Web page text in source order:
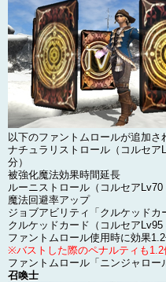
以下のファントムロールが追加さ
ナチュラリストロール（コルセ
分）
被強化魔法効果時間延長
ルーニストロール（コルセア
魔法回避率アップ
ジョブアビリティ「クルケッドカ
クルケッドカード（コルセアLv95
ファントムロール使用時に効果
※バストした際のペナルティも1.2
ファントムロール「ニンジャロー
召喚士